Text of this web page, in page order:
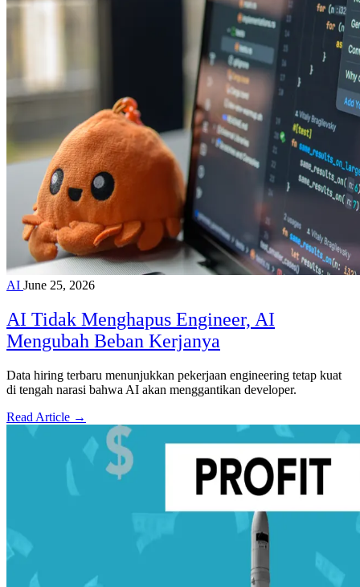
AI June 25, 2026
AI Tidak Menghapus Engineer, AI
Mengubah Beban Kerjanya
Data hiring terbaru menunjukkan pekerjaan engineering tetap kuat
di tengah narasi bahwa AI akan menggantikan developer.
Read Article →